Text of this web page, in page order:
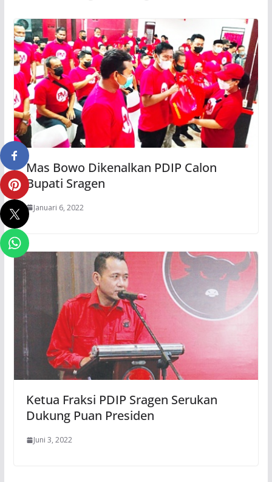
Mas Bowo Dikenalkan PDIP Calon
Bupati Sragen
Januari 6, 2022
Ketua Fraksi PDIP Sragen Serukan
Dukung Puan Presiden
Juni 3, 2022